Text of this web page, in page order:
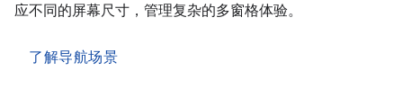
应不同的屏幕尺寸，管理复杂的多窗格体验。
了解导航场景